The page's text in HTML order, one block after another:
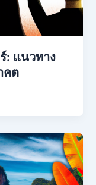
: แนวทาง
คต